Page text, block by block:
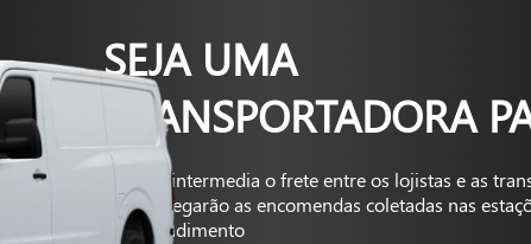
SEJA UMA
TRANSPORTADORA
A Kapta intermedia o frete entre os lojistas e as
que entregarão as encomendas coletadas nas
autoatendimento